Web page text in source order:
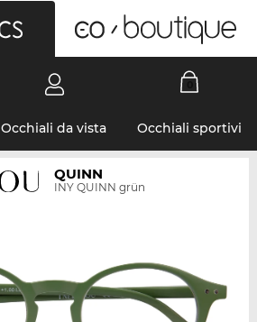
Occhiali da vista Occhiali sportivi
QUINN
INY QUINN grün